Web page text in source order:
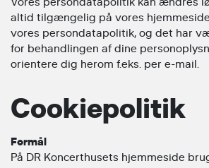
altid tilgængelig på vores
vores persondatapolitik, og det har
for behandlingen af dine
orientere dig herom f.eks. per e-mail.
Cookiepolitik
Formål
På DR Koncerthusets hjemmeside